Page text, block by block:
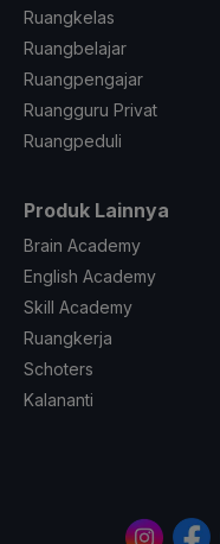
Ruangkelas
Ruangbelajar
Ruangpengajar
Ruangguru Privat
Ruangpeduli
Produk Lainnya
Brain Academy
English Academy
Skill Academy
Ruangkerja
Schoters
Kalananti